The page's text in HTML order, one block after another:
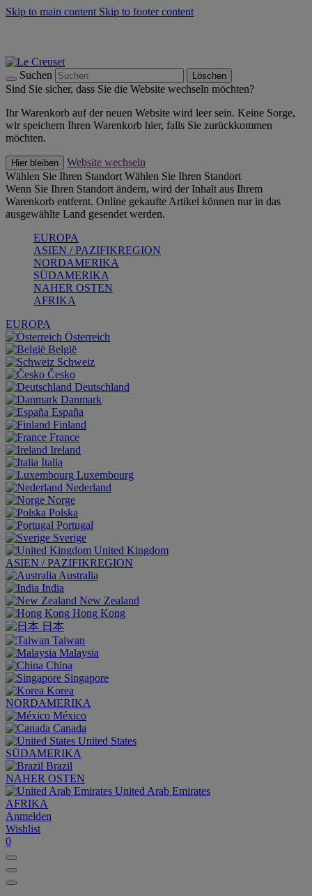
Skip to main content Skip to footer content
Suchen Löschen
Sind Sie sicher, dass Sie die Website wechseln möchten?
Ihr Warenkorb auf der neuen Website wird leer sein. Keine Sorge,
wir speichern Ihren Warenkorb hier, falls Sie zurückkommen
möchten.
Hier bleiben
Website wechseln
Wählen Sie Ihren Standort Wählen Sie Ihren Standort
Wenn Sie Ihren Standort ändern, wird der Inhalt aus Ihrem
Warenkorb entfernt. Online gekaufte Artikel können nur in das
ausgewählte Land gesendet werden.
EUROPA
ASIEN / PAZIFIKREGION
NORDAMERIKA
SÜDAMERIKA
NAHER OSTEN
AFRIKA
EUROPA
Österreich
België
Schweiz
Česko
Deutschland
Danmark
España
Finland
France
Ireland
Italia
Luxembourg
Nederland
Norge
Polska
Portugal
Sverige
United Kingdom
ASIEN / PAZIFIKREGION
Australia
India
New Zealand
Hong Kong
日本
Taiwan
Malaysia
China
Singapore
Korea
NORDAMERIKA
México
Canada
United States
SÜDAMERIKA
Brazil
NAHER OSTEN
United Arab Emirates
AFRIKA
Anmelden
Wishlist
0